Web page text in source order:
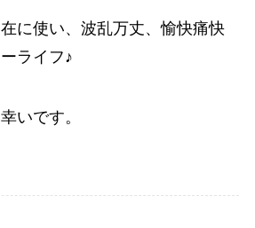
に使い、波乱万丈、愉快痛快
ライフ♪
いです。